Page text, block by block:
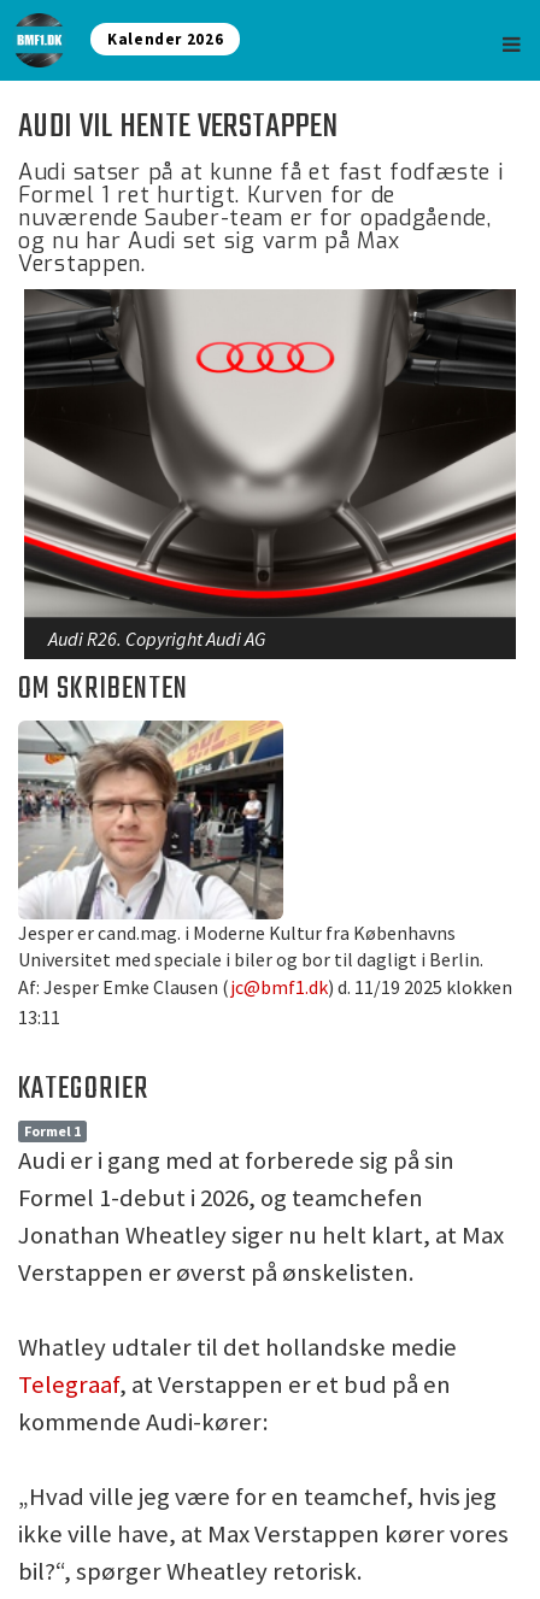
Kalender 2026
AUDI VIL HENTE VERSTAPPEN
Audi satser på at kunne få et fast fodfæste i
Formel 1 ret hurtigt. Kurven for de
nuværende Sauber-team er for opadgående,
og nu har Audi set sig varm på Max
Verstappen.
Audi R26. Copyright Audi AG
OM SKRIBENTEN
Jesper er cand.mag. i Moderne Kultur fra Københavns
Universitet med speciale i biler og bor til dagligt i Berlin.
Af: Jesper Emke Clausen (jc@bmf1.dk) d. 11/19 2025 klokken
13:11
KATEGORIER
Formel 1
Audi er i gang med at forberede sig på sin
Formel 1-debut i 2026, og teamchefen
Jonathan Wheatley siger nu helt klart, at Max
Verstappen er øverst på ønskelisten.
Whatley udtaler til det hollandske medie
Telegraaf, at Verstappen er et bud på en
kommende Audi-kører:
„Hvad ville jeg være for en teamchef, hvis jeg
ikke ville have, at Max Verstappen kører vores
bil?“, spørger Wheatley retorisk.